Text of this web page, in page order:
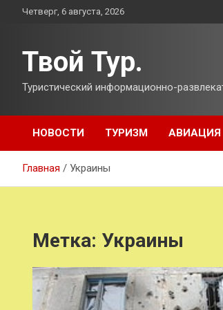
ПерейтиЧетверг, 6 августа, 2026
Твой Тур.
Туристический информационно-
НОВОСТИ ТУРИЗМ АВИАЦИЯ
Главная Украины
Метка: Украины